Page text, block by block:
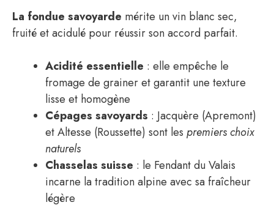
La fondue savoyarde mérite un vin blanc sec,
fruité et acidulé pour réussir son accord parfait.
Acidité essentielle : elle empêche le
fromage de grainer et garantit une texture
lisse et homogène
Cépages savoyards : Jacquère (Apremont)
et Altesse (Roussette) sont les premiers choix
naturels
Chasselas suisse : le Fendant du Valais
incarne la tradition alpine avec sa fraîcheur
légère